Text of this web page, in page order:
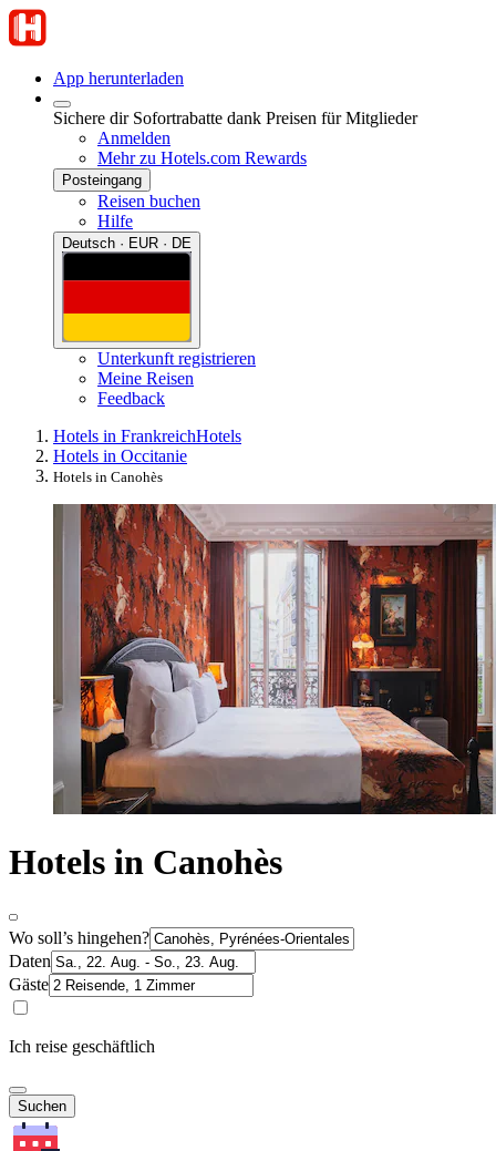
App herunterladen
Sichere dir Sofortrabatte dank Preisen für Mitglieder
Anmelden
Mehr zu Hotels.com Rewards
Posteingang
Reisen buchen
Hilfe
Deutsch · EUR · DE
Unterkunft registrieren
Meine Reisen
Feedback
Hotels in FrankreichHotels
Hotels in Occitanie
Hotels in Canohès
Hotels in Canohès
Wo soll’s hingehen?
Daten
Gäste
Ich reise geschäftlich
Suchen